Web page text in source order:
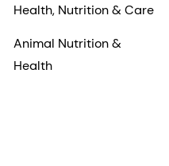
Health, Nutrition & Care
Animal Nutrition &
Health